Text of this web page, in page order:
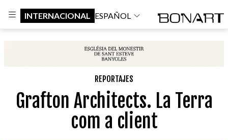
INTERNACIONAL ESPAÑOL
REPORTAJES
Grafton Architects. La Terra
com a client